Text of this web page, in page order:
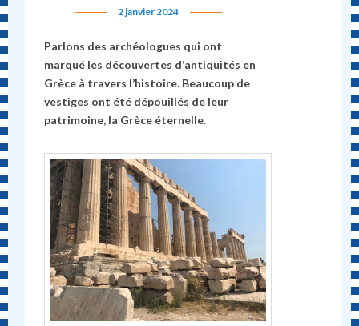
2 janvier 2024
Parlons des archéologues qui ont
marqué les découvertes d’antiquités en
Grèce à travers l’histoire. Beaucoup de
vestiges ont été dépouillés de leur
patrimoine, la Grèce éternelle.